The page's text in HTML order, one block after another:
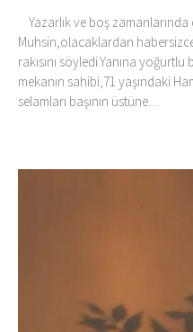
Yazarlık ve boş
Muhsin,olacaklardan
rakısını söyledi.Yanına
mekanın sahibi,71 yaşındaki
selamları başının üstüne…